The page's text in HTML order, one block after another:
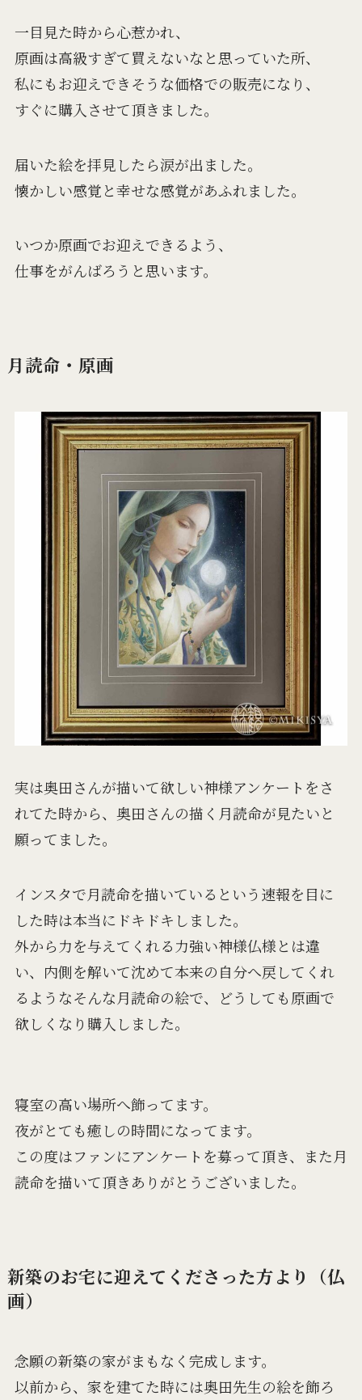
一目見た時から心惹かれ、
原画は高級すぎて買えないなと思っていた所、
私にもお迎えできそうな価格での販売になり、
すぐに購入させて頂きました。
届いた絵を拝見したら涙が出ました。
懐かしい感覚と幸せな感覚があふれました。
いつか原画でお迎えできるよう、
仕事をがんばろうと思います。
月読命・原画
実は奥田さんが描いて欲しい神様アンケートをさ
れてた時から、奥田さんの描く月読命が見たいと
願ってました。
インスタで月読命を描いているという速報を目に
した時は本当にドキドキしました。
外から力を与えてくれる力強い神様仏様とは違
い、内側を解いて沈めて本来の自分へ戻してくれ
るようなそんな月読命の絵で、どうしても原画で
欲しくなり購入しました。
寝室の高い場所へ飾ってます。
夜がとても癒しの時間になってます。
この度はファンにアンケートを募って頂き、また月
読命を描いて頂きありがとうございました。
新築のお宅に迎えてくださった方より（仏
画）
念願の新築の家がまもなく完成します。
以前から、家を建てた時には奥田先生の絵を飾ろ